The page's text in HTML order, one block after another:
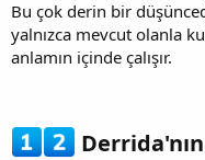
Bu çok derin bir
yalnızca mevcut olanla
anlamın içinde çalışır.